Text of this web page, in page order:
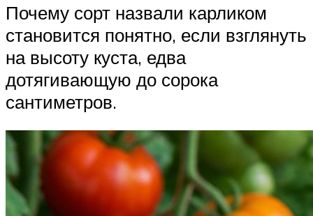
Почему сорт назвали карликом
становится понятно, если взглянуть
на высоту куста, едва
дотягивающую до сорока
сантиметров.